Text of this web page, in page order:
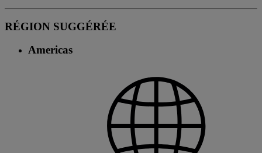
RÉGION SUGGÉRÉE
Americas